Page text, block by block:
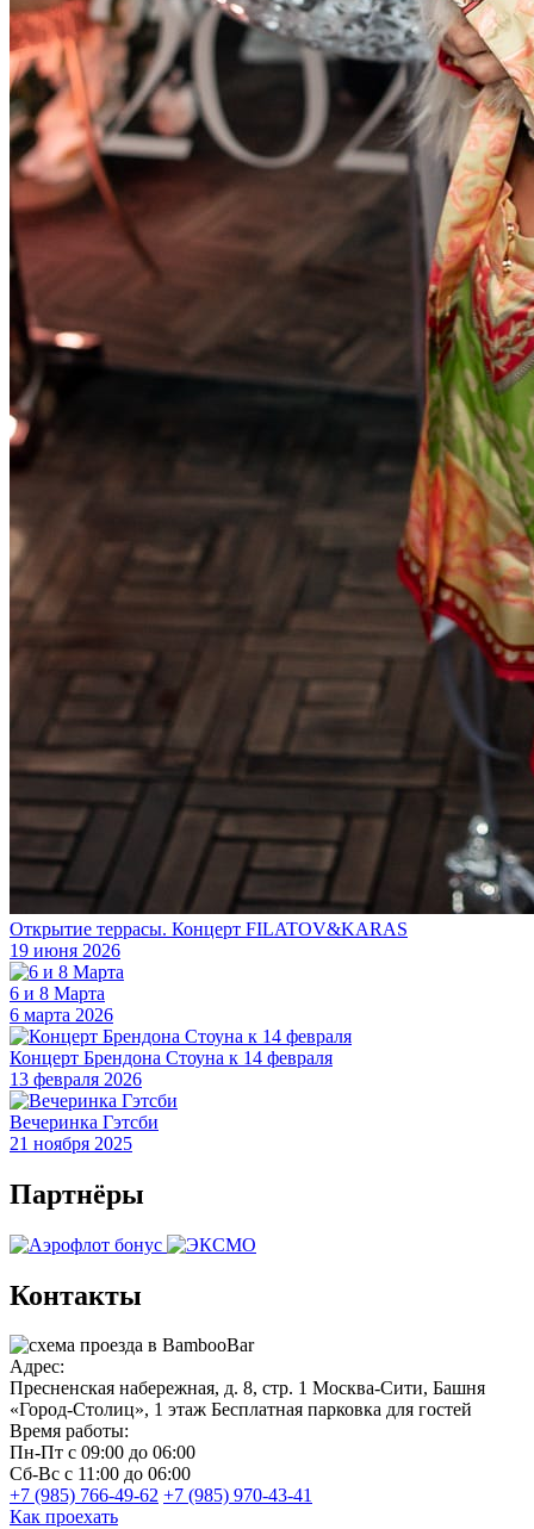
Открытие террасы. Концерт FILATOV&KARAS
19 июня 2026
6 и 8 Марта
6 марта 2026
Концерт Брендона Стоуна к 14 февраля
13 февраля 2026
Вечеринка Гэтсби
21 ноября 2025
Партнёры
Контакты
Адрес:
Пресненская набережная, д. 8, стр. 1 Москва-Сити, Башня
«Город-Столиц», 1 этаж Бесплатная парковка для гостей
Время работы:
Пн-Пт с 09:00 до 06:00
Сб-Вс с 11:00 до 06:00
+7 (985) 766-49-62 +7 (985) 970-43-41
Как проехать